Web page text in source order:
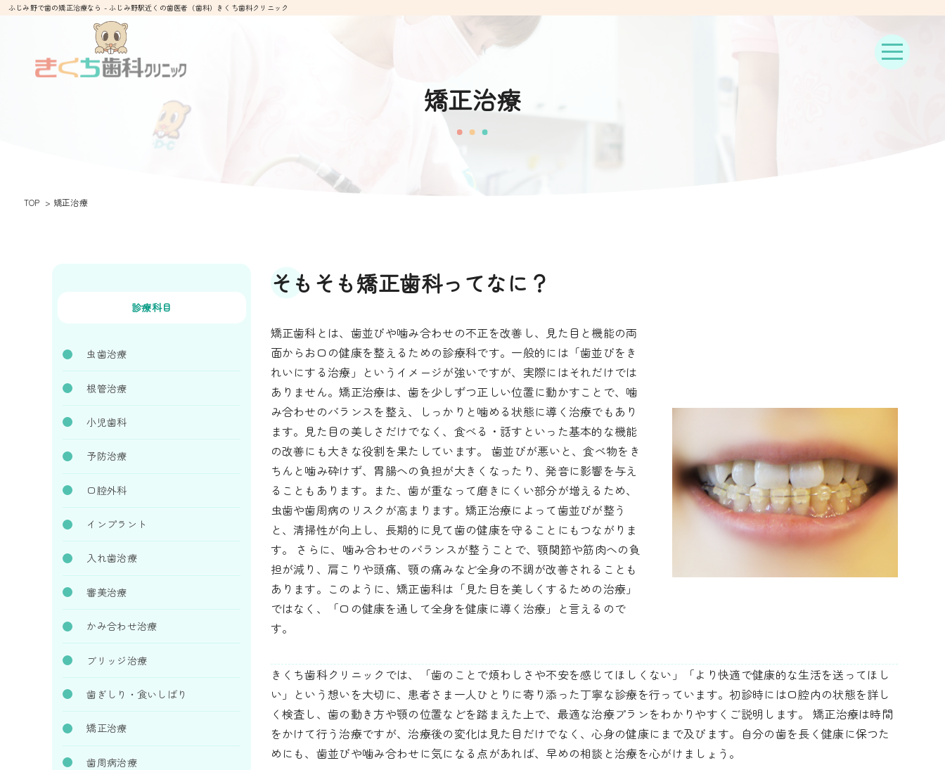
ふじみ野で歯の矯正治療なら - ふじみ野駅近くの歯医者（歯科）きくち歯科クリニック
矯正治療
TOP 矯正治療
診療科目
虫歯治療
根管治療
小児歯科
予防治療
口腔外科
インプラント
入れ歯治療
審美治療
かみ合わせ治療
ブリッジ治療
歯ぎしり・食いしばり
矯正治療
歯周病治療
そもそも矯正歯科ってなに？
矯正歯科とは、歯並びや噛み合わせの不正を改善し、見た目と機能の両
面からお口の健康を整えるための診療科です。一般的には「歯並びをき
れいにする治療」というイメージが強いですが、実際にはそれだけでは
ありません。矯正治療は、歯を少しずつ正しい位置に動かすことで、噛
み合わせのバランスを整え、しっかりと噛める状態に導く治療でもあり
ます。見た目の美しさだけでなく、食べる・話すといった基本的な機能
の改善にも大きな役割を果たしています。 歯並びが悪いと、食べ物をき
ちんと噛み砕けず、胃腸への負担が大きくなったり、発音に影響を与え
ることもあります。また、歯が重なって磨きにくい部分が増えるため、
虫歯や歯周病のリスクが高まります。矯正治療によって歯並びが整う
と、清掃性が向上し、長期的に見て歯の健康を守ることにもつながりま
す。 さらに、噛み合わせのバランスが整うことで、顎関節や筋肉への負
担が減り、肩こりや頭痛、顎の痛みなど全身の不調が改善されることも
あります。このように、矯正歯科は「見た目を美しくするための治療」
ではなく、「口の健康を通して全身を健康に導く治療」と言えるので
す。
きくち歯科クリニックでは、「歯のことで煩わしさや不安を感じてほしくない」「より快適で健康的な生活を送ってほし
い」という想いを大切に、患者さま一人ひとりに寄り添った丁寧な診療を行っています。初診時には口腔内の状態を詳し
く検査し、歯の動き方や顎の位置などを踏まえた上で、最適な治療プランをわかりやすくご説明します。 矯正治療は時間
をかけて行う治療ですが、治療後の変化は見た目だけでなく、心身の健康にまで及びます。自分の歯を長く健康に保つた
めにも、歯並びや噛み合わせに気になる点があれば、早めの相談と治療を心がけましょう。